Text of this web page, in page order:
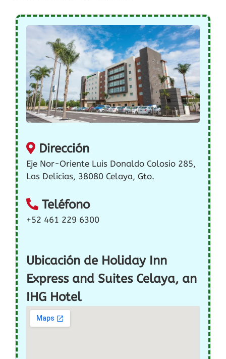
Dirección
Eje Nor-Oriente Luis Donaldo Colosio 285,
Las Delicias, 38080 Celaya, Gto.
Teléfono
+52 461 229 6300
Ubicación de Holiday Inn
Express and Suites Celaya, an
IHG Hotel